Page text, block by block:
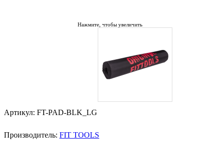
Нажмите, чтобы увеличить
Артикул: FT-PAD-BLK_LG
Производитель: FIT TOOLS